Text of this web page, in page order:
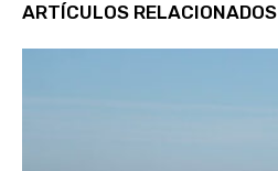
ARTÍCULOS RELACIONADOS